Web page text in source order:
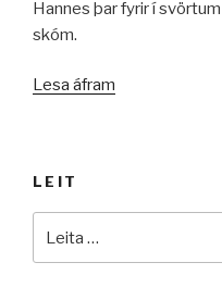
Hannes þar fyrir í
skóm.
Lesa áfram
LEIT
að: